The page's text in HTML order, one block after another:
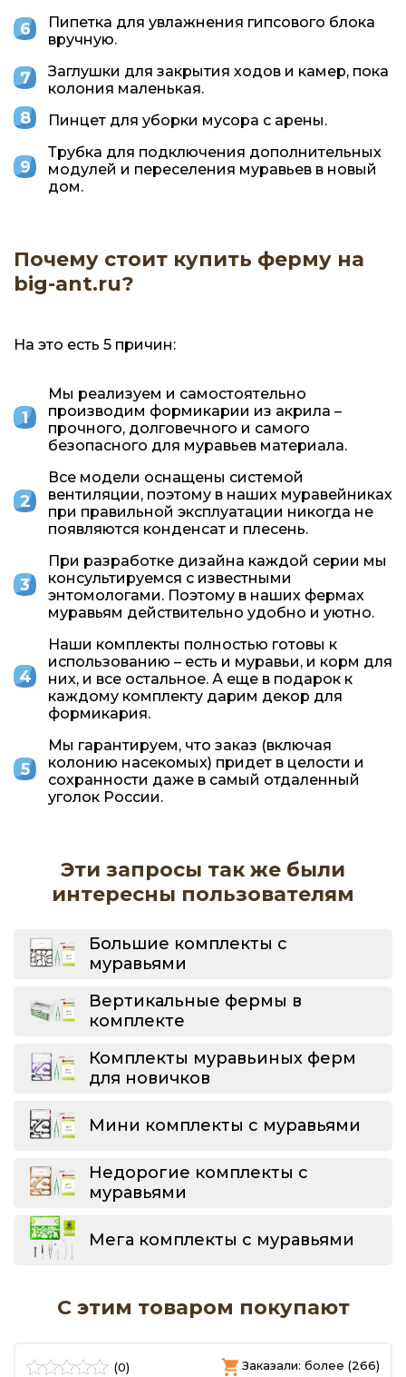
Пипетка для увлажнения гипсового блока
вручную.
Заглушки для закрытия ходов и камер, пока
колония маленькая.
Пинцет для уборки мусора с арены.
Трубка для подключения дополнительных
модулей и переселения муравьев в новый
дом.
Почему стоит купить ферму на
big-ant.ru?
На это есть 5 причин:
Мы реализуем и самостоятельно
производим формикарии из акрила –
прочного, долговечного и самого
безопасного для муравьев материала.
Все модели оснащены системой
вентиляции, поэтому в наших муравейниках
при правильной эксплуатации никогда не
появляются конденсат и плесень.
При разработке дизайна каждой серии мы
консультируемся с известными
энтомологами. Поэтому в наших фермах
муравьям действительно удобно и уютно.
Наши комплекты полностью готовы к
использованию – есть и муравьи, и корм для
них, и все остальное. А еще в подарок к
каждому комплекту дарим декор для
формикария.
Мы гарантируем, что заказ (включая
колонию насекомых) придет в целости и
сохранности даже в самый отдаленный
уголок России.
Эти запросы так же были
интересны пользователям
Большие комплекты с
муравьями
Вертикальные фермы в
комплекте
Комплекты муравьиных ферм
для новичков
Мини комплекты с муравьями
Недорогие комплекты с
муравьями
Мега комплекты с муравьями
С этим товаром покупают
(0) Заказали: более (266)